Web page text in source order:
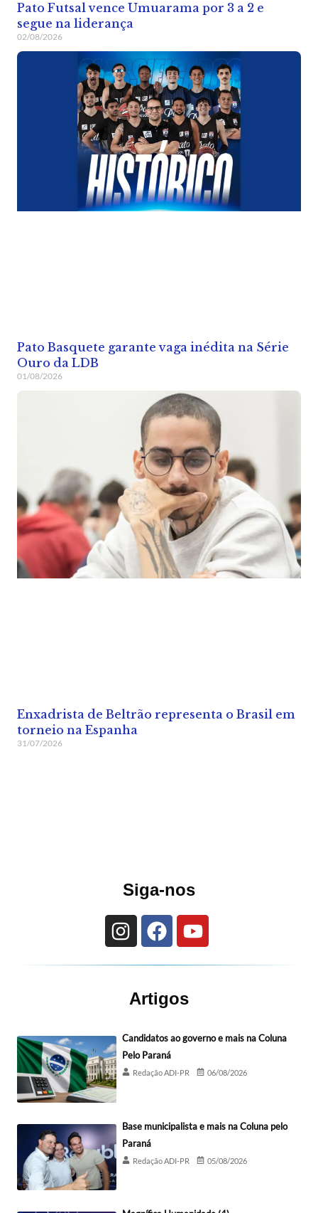
Pato Futsal vence Umuarama por 3 a 2 e
segue na liderança
02/08/2026
Pato Basquete garante vaga inédita na Série
Ouro da LDB
01/08/2026
Enxadrista de Beltrão representa o Brasil em
torneio na Espanha
31/07/2026
Siga-nos
Artigos
Candidatos ao governo e mais na Coluna
Pelo Paraná
Redação ADI-PR 06/08/2026
Base municipalista e mais na Coluna pelo
Paraná
Redação ADI-PR 05/08/2026